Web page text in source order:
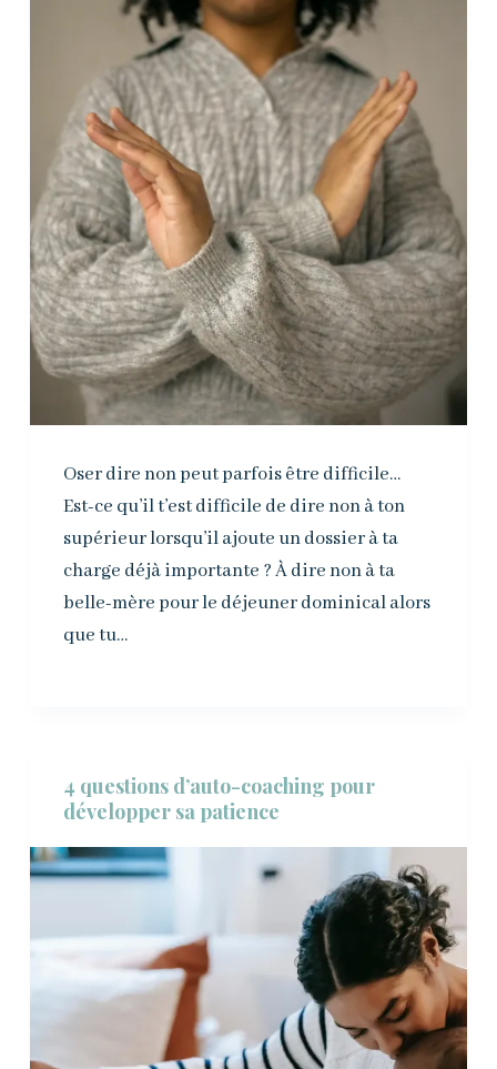
Oser dire non peut parfois être difficile…
Est-ce qu’il t’est difficile de dire non à ton
supérieur lorsqu’il ajoute un dossier à ta
charge déjà importante ? À dire non à ta
belle-mère pour le déjeuner dominical alors
que tu…
4 questions d’auto-coaching pour
développer sa patience